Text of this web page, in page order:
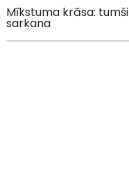
Mīkstuma krāsa: tumši
sarkana